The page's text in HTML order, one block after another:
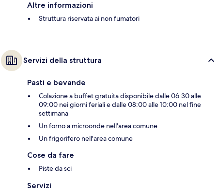
Altre informazioni
Struttura riservata ai non fumatori
Servizi della struttura
Pasti e bevande
Colazione a buffet gratuita disponibile dalle 06:30 alle
09:00 nei giorni feriali e dalle 08:00 alle 10:00 nel fine
settimana
Un forno a microonde nell'area comune
Un frigorifero nell'area comune
Cose da fare
Piste da sci
Servizi